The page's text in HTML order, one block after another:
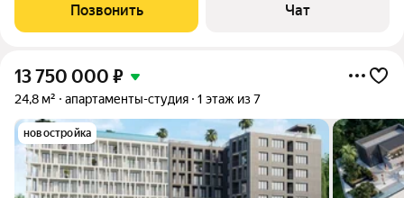
комплексе Livingstonе с видом на море. 2 этаж в третьем
корпусе. Сдача комплекса
Позвонить Чат
13 750 000 ₽
24,8 м² апартаменты-студия 1 этаж из 7
новостройка